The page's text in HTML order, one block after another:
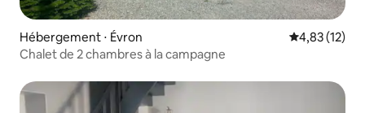
Hébergement ⋅ Évron Évaluation
4,83 (12)
Chalet de 2 chambres à la campagne